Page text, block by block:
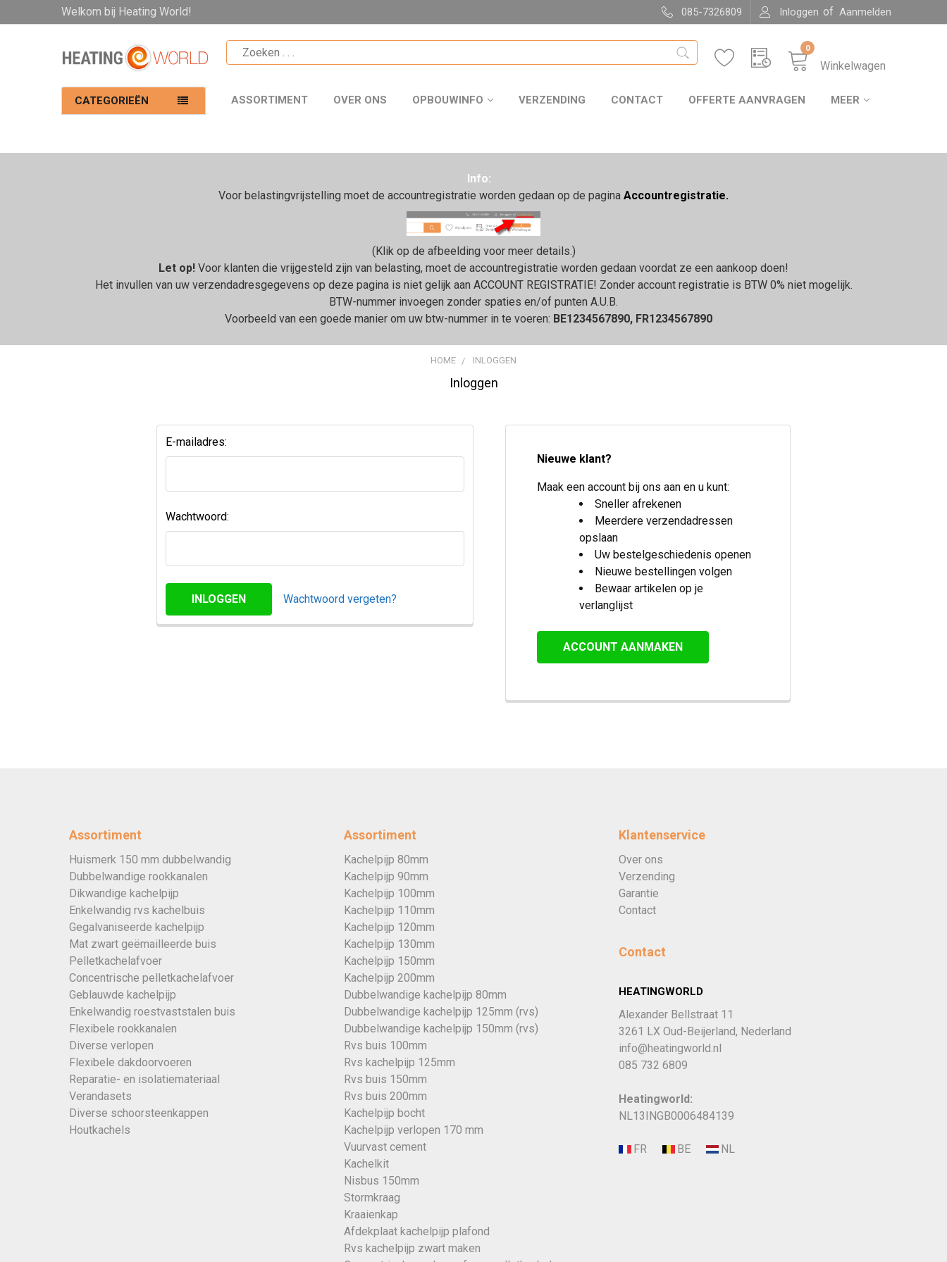
Welkom bij Heating World! 085-7326809 Inloggen of Aanmelden
Winkelwagen
0
CATEGORIEËN ASSORTIMENT OVER ONS OPBOUWINFO VERZENDING CONTACT OFFERTE AANVRAGEN MEER
Info:
Voor belastingvrijstelling moet de accountregistratie worden gedaan op de pagina Accountregistratie.
(Klik op de afbeelding voor meer details.)
Let op! Voor klanten die vrijgesteld zijn van belasting, moet de accountregistratie worden gedaan voordat ze een aankoop doen!
Het invullen van uw verzendadresgegevens op deze pagina is niet gelijk aan ACCOUNT REGISTRATIE! Zonder account registratie is BTW 0% niet mogelijk.
BTW-nummer invoegen zonder spaties en/of punten A.U.B.
Voorbeeld van een goede manier om uw btw-nummer in te voeren: BE1234567890, FR1234567890
HOME INLOGGEN
Inloggen
E-mailadres:
Wachtwoord:
Wachtwoord vergeten?
Nieuwe klant?
Maak een account bij ons aan en u kunt:
Sneller afrekenen
Meerdere verzendadressen
opslaan
Uw bestelgeschiedenis openen
Nieuwe bestellingen volgen
Bewaar artikelen op je
verlanglijst
ACCOUNT AANMAKEN
Assortiment
Huismerk 150 mm dubbelwandig
Dubbelwandige rookkanalen
Dikwandige kachelpijp
Enkelwandig rvs kachelbuis
Gegalvaniseerde kachelpijp
Mat zwart geëmailleerde buis
Pelletkachelafvoer
Concentrische pelletkachelafvoer
Geblauwde kachelpijp
Enkelwandig roestvaststalen buis
Flexibele rookkanalen
Diverse verlopen
Flexibele dakdoorvoeren
Reparatie- en isolatiemateriaal
Verandasets
Diverse schoorsteenkappen
Houtkachels
Assortiment
Kachelpijp 80mm
Kachelpijp 90mm
Kachelpijp 100mm
Kachelpijp 110mm
Kachelpijp 120mm
Kachelpijp 130mm
Kachelpijp 150mm
Kachelpijp 200mm
Dubbelwandige kachelpijp 80mm
Dubbelwandige kachelpijp 125mm (rvs)
Dubbelwandige kachelpijp 150mm (rvs)
Rvs buis 100mm
Rvs kachelpijp 125mm
Rvs buis 150mm
Rvs buis 200mm
Kachelpijp bocht
Kachelpijp verlopen 170 mm
Vuurvast cement
Kachelkit
Nisbus 150mm
Stormkraag
Kraaienkap
Afdekplaat kachelpijp plafond
Rvs kachelpijp zwart maken
Klantenservice
Over ons
Verzending
Garantie
Contact
Contact
HEATINGWORLD
Alexander Bellstraat 11
3261 LX Oud-Beijerland, Nederland
info@heatingworld.nl
085 732 6809
Heatingworld:
NL13INGB0006484139